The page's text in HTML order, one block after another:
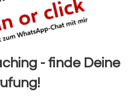
- finde Deine